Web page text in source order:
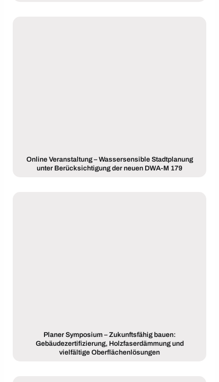
Online Veranstaltung – Wassersensible Stadtplanung
unter Berücksichtigung der neuen DWA-M 179
Planer Symposium – Zukunftsfähig bauen:
Gebäudezertifizierung, Holzfaserdämmung und
vielfältige Oberflächenlösungen